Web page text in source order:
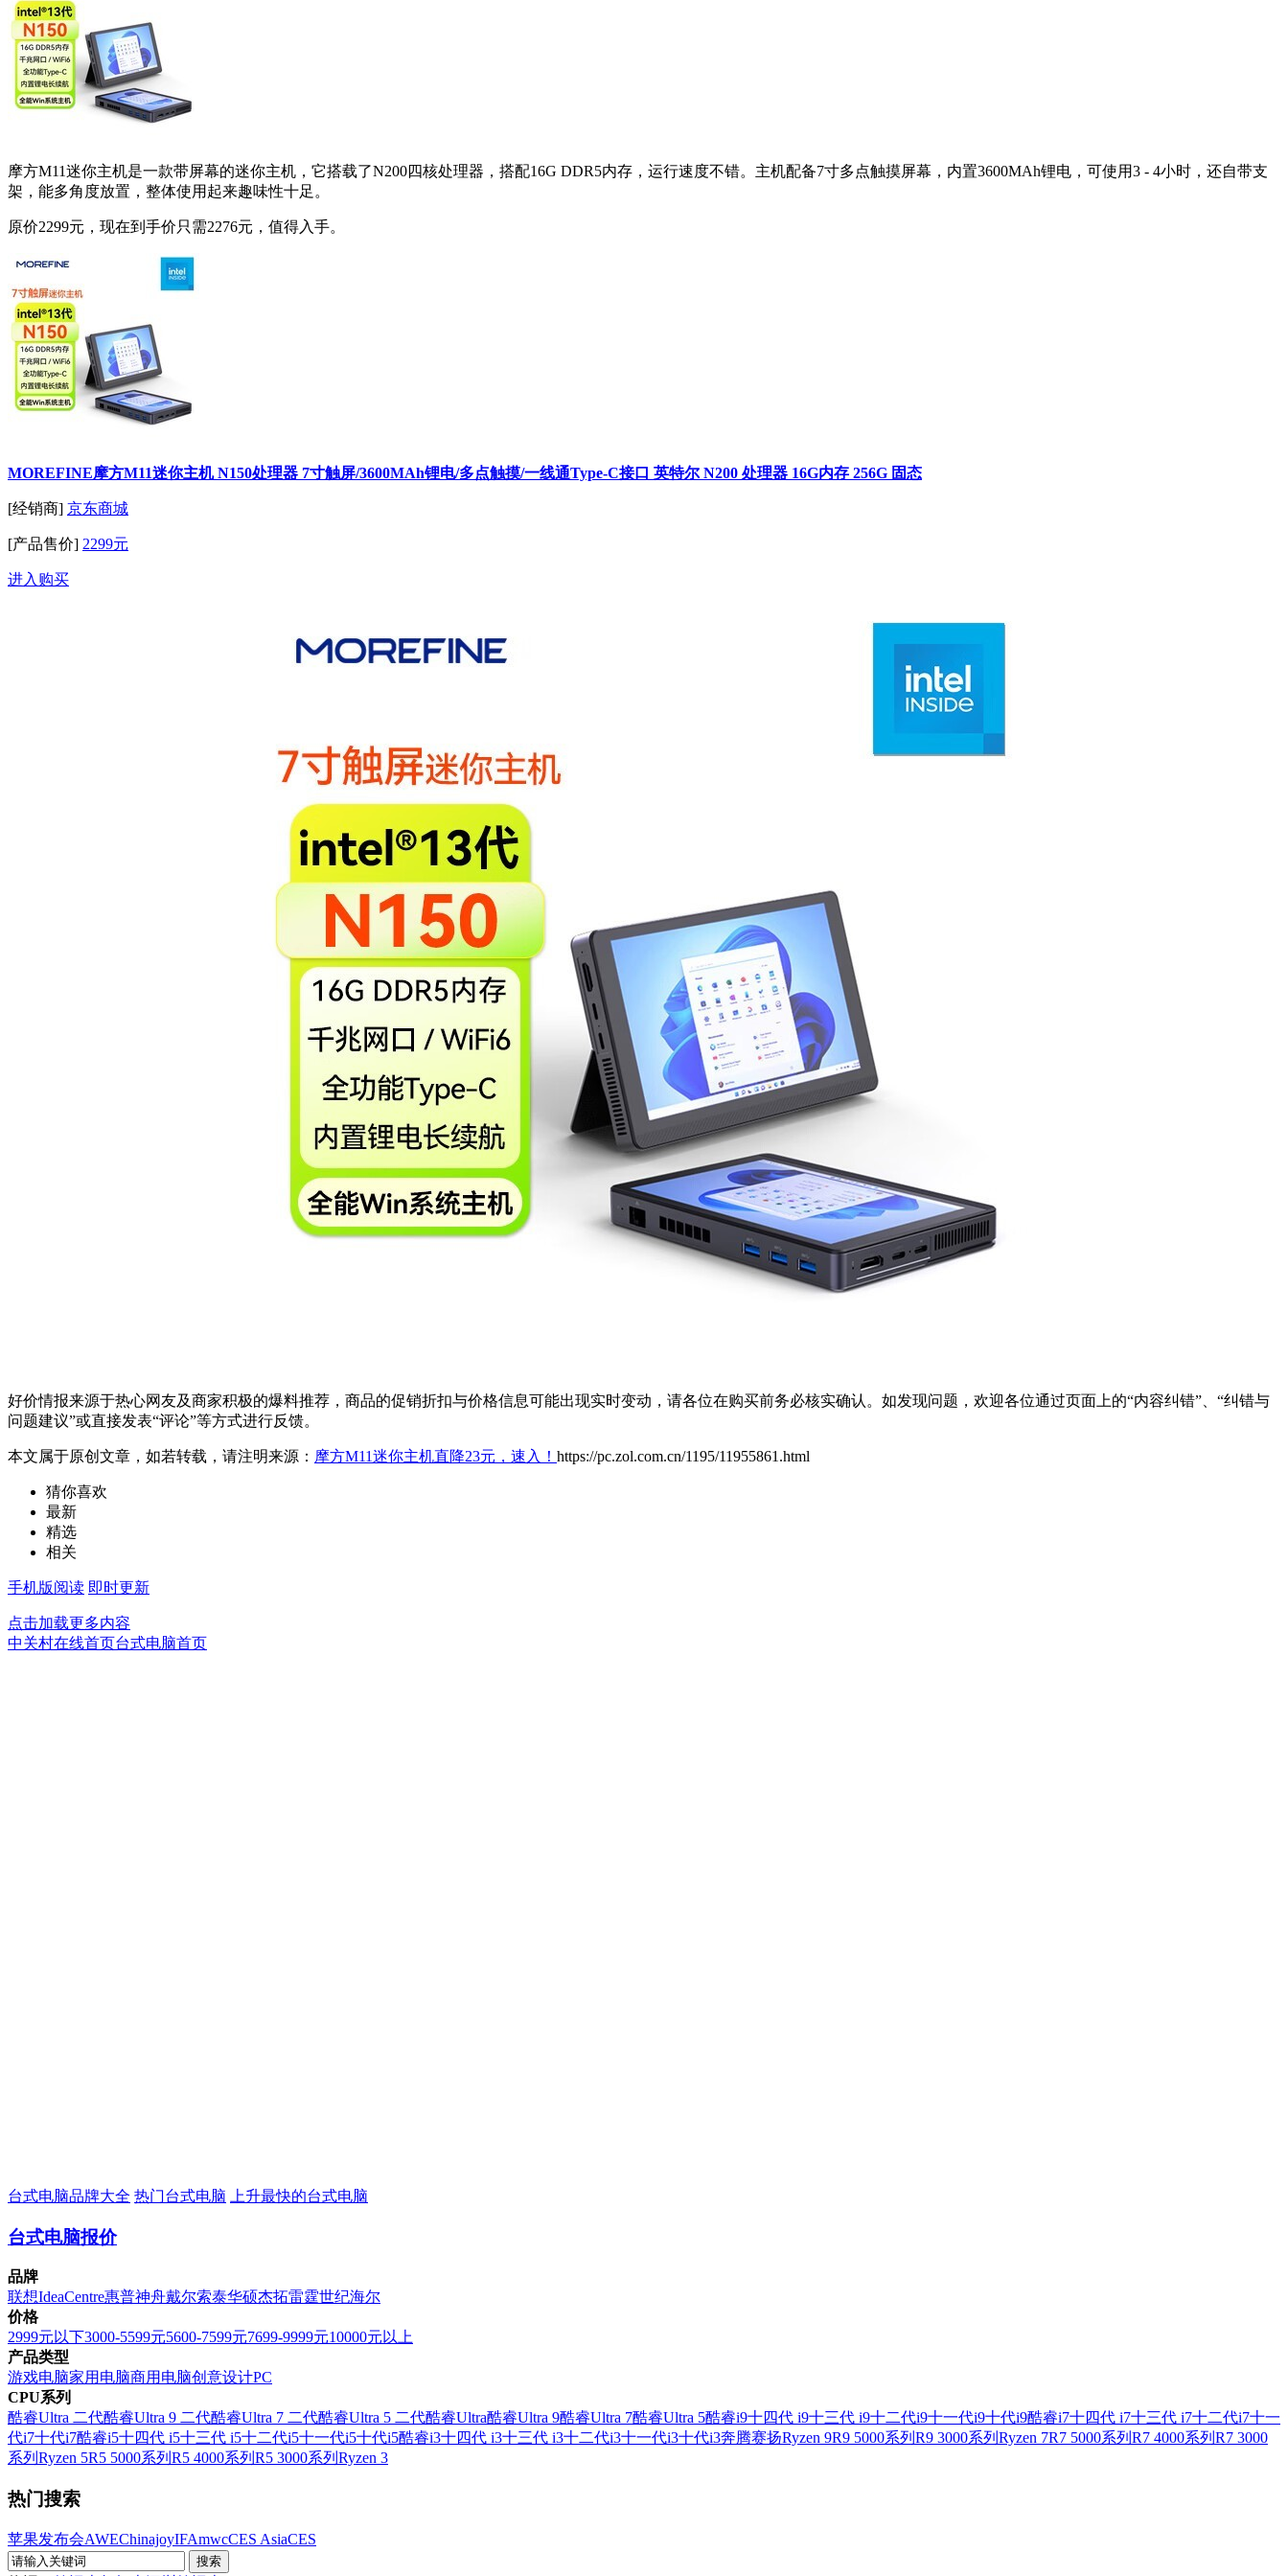
摩方M11迷你主机是一款带屏幕的迷你主机，它搭载了N200四核处理器，搭配16G DDR5内存，运行速度不错。主机配备7寸多点触摸屏幕，内置3600MAh锂电，可使用3 - 4小时，还自带支
架，能多角度放置，整体使用起来趣味性十足。
原价2299元，现在到手价只需2276元，值得入手。
MOREFINE摩方M11迷你主机 N150处理器 7寸触屏/3600MAh锂电/多点触摸/一线通Type-C接口 英特尔 N200 处理器 16G内存 256G 固态
[经销商] 京东商城
[产品售价] 2299元
进入购买
好价情报来源于热心网友及商家积极的爆料推荐，商品的促销折扣与价格信息可能出现实时变动，请各位在购买前务必核实确认。如发现问题，欢迎各位通过页面上的“内容纠错”、“纠错与
问题建议”或直接发表“评论”等方式进行反馈。
本文属于原创文章，如若转载，请注明来源： 摩方M11迷你主机直降23元，速入！ https://pc.zol.com.cn/1195/11955861.html
猜你喜欢
最新
精选
相关
手机版阅读 即时更新
点击加载更多内容
中关村在线首页台式电脑首页
台式电脑品牌大全 热门台式电脑 上升最快的台式电脑
台式电脑报价
品牌
联想IdeaCentre惠普神舟戴尔索泰华硕杰拓雷霆世纪海尔
价格
2999元以下3000-5599元5600-7599元7699-9999元10000元以上
产品类型
游戏电脑家用电脑商用电脑创意设计PC
CPU系列
酷睿Ultra 二代酷睿Ultra 9 二代酷睿Ultra 7 二代酷睿Ultra 5 二代酷睿Ultra酷睿Ultra 9酷睿Ultra 7酷睿Ultra 5酷睿i9十四代 i9十三代 i9十二代i9十一代i9十代i9酷睿i7十四代 i7十三代 i7十二代i7十一
代i7十代i7酷睿i5十四代 i5十三代 i5十二代i5十一代i5十代i5酷睿i3十四代 i3十三代 i3十二代i3十一代i3十代i3奔腾赛扬Ryzen 9R9 5000系列 R9 3000系列 Ryzen 7R7 5000系列 R7 4000系列 R7 3000
系列 Ryzen 5R5 5000系列 R5 4000系列 R5 3000系列 Ryzen 3
热门搜索
苹果发布会AWEChinajoyIFAmwcCES AsiaCES